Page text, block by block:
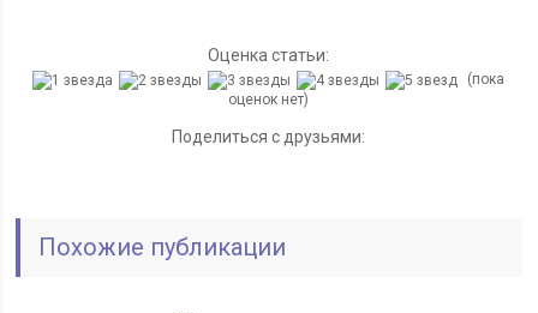
Оценка статьи:
(пока
оценок нет)
Поделиться с друзьями:
Похожие публикации